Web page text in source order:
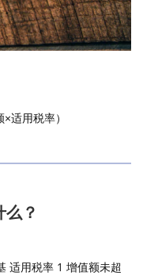
适用税率）
？
适用税率 1 增值额未超